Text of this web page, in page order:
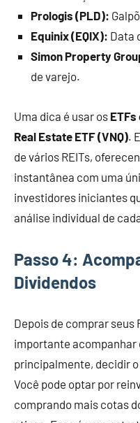
Prologis (PLD):
Equinix (EQIX): Data
Simon Property
de varejo.
Uma dica é usar os ETFs
Real Estate ETF (VNQ).
de vários REITs,
instantânea com uma
investidores iniciantes
análise individual de
Passo 4:
Dividendos
Depois de comprar seus
importante acompanhar
principalmente, decidir
Você pode optar por
comprando mais cotas